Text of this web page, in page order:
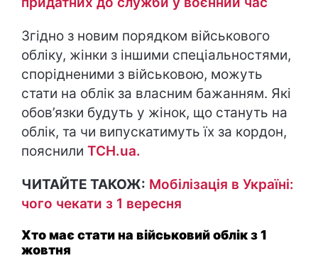
Згідно з новим порядком військового
обліку, жінки з іншими спеціальностями,
спорідненими з військовою, можуть
стати на облік за власним бажанням. Які
обов’язки будуть у жінок, що стануть на
облік, та чи випускатимуть їх за кордон,
пояснили ТСН.ua.
ЧИТАЙТЕ ТАКОЖ: Мобілізація в Україні:
чого чекати з 1 вересня
Хто має стати на військовий облік з 1
жовтня